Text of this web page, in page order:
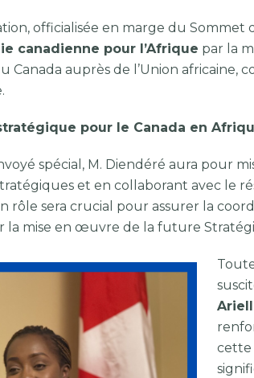
officialisée en marge du
canadienne pour l’Afrique par la
Canada auprès de l’Union africaine,
pour le Canada en
spécial, M. Diendéré aura pour
et en collaborant avec le
rôle sera crucial pour assurer la
la mise en œuvre de la future
cette